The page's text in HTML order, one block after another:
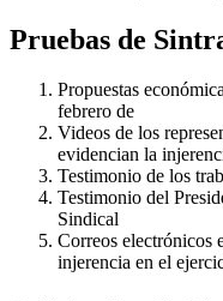
Pruebas de
Propuestas
febrero de
Videos de los
evidencian la
Testimonio de los
Testimonio del
Sindical
Correos electrónicos
injerencia en el